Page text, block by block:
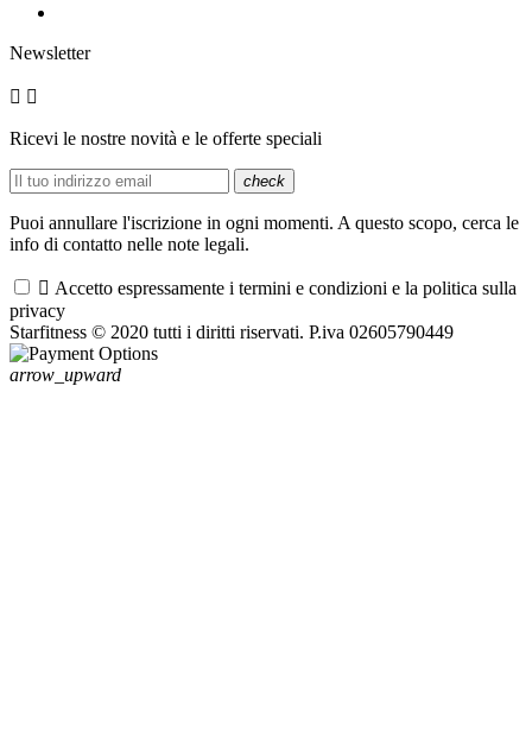
Newsletter
 
Ricevi le nostre novità e le offerte speciali
check
Puoi annullare l'iscrizione in ogni momenti. A questo scopo, cerca le
info di contatto nelle note legali.
 Accetto espressamente i termini e condizioni e la politica sulla
privacy
Starfitness © 2020 tutti i diritti riservati. P.iva 02605790449
arrow_upward